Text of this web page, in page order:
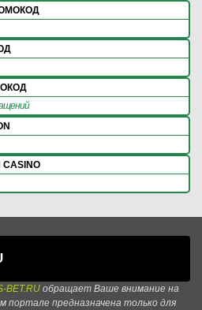
BET.RU обращает Ваше внимание на
портале предназначена только для